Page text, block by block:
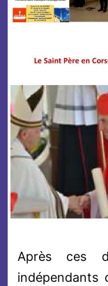
Après ces